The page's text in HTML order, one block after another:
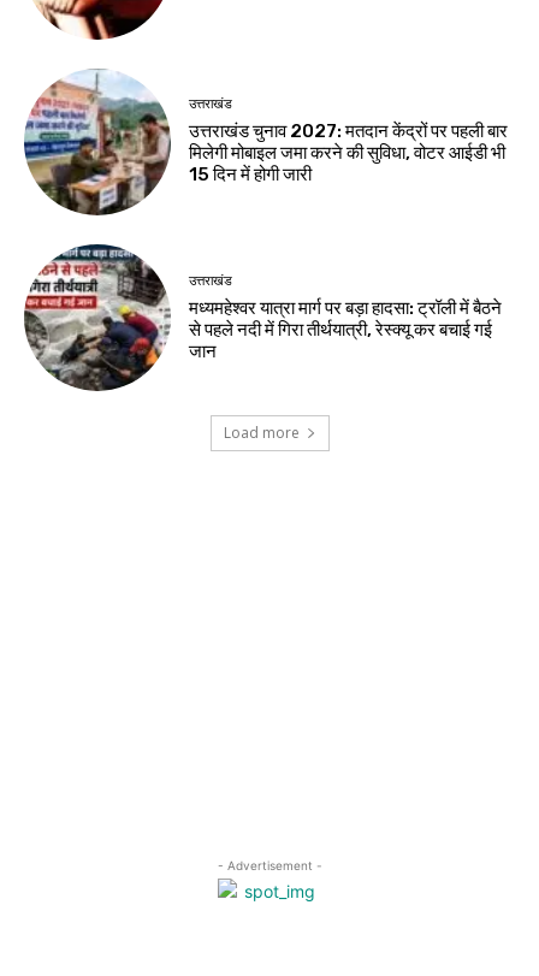
उत्तराखंड
उत्तराखंड चुनाव 2027: मतदान केंद्रों पर पहली बार
मिलेगी मोबाइल जमा करने की सुविधा, वोटर आईडी भी
15 दिन में होगी जारी
उत्तराखंड
मध्यमहेश्वर यात्रा मार्ग पर बड़ा हादसा: ट्रॉली में बैठने
से पहले नदी में गिरा तीर्थयात्री, रेस्क्यू कर बचाई गई
जान
Load more
- Advertisement -